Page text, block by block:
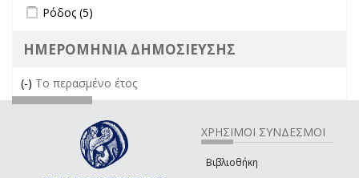
Apply Ρόδος filter
Ρόδος (5)
ΗΜΕΡΟΜΗΝΙΑ ΔΗΜΟΣΙΕΥΣΗΣ
(-) Remove Το περασμένο έτος filter
Το περασμένο έτος
ΧΡΗΣΙΜΟΙ ΣΥΝΔΕΣΜΟΙ
Βιβλιοθήκη